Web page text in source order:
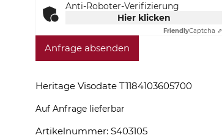
Anti-Roboter-Verifizierung
Hier klicken
FriendlyCaptcha ⇗
Anfrage absenden
Heritage Visodate T1184103605700
Auf Anfrage lieferbar
Artikelnummer: S403105